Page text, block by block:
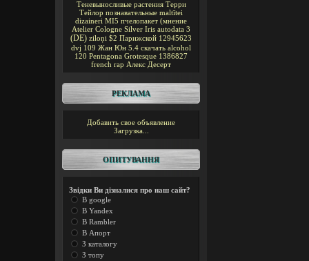
Теневыносливые растения Терри
Тейлор познавательные maltītei
dizaineri MI5 пчелопакет (мнение
Atelier Cologne Silver Iris autodata 3
(DE) ziloņi $2 Парижской 12945623
dvj 109 Жан Юн 5.4 скачать alcohol
120 Pentagona Grotesque 1386827
french rap Алекс Десерт
РЕКЛАМА
Добавить свое объявление
Загрузка...
ОПИТУВАННЯ
Звідки Ви дізналися про наш сайт?
В google
В Yandex
В Rambler
В Апорт
З каталогу
З топу